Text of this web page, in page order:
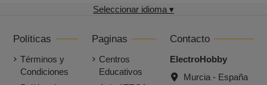
Seleccionar idioma ▾
Politicas
Términos y
Condiciones
Paginas
Centros
Educativos
Contacto
ElectroHobby
Murcia - España